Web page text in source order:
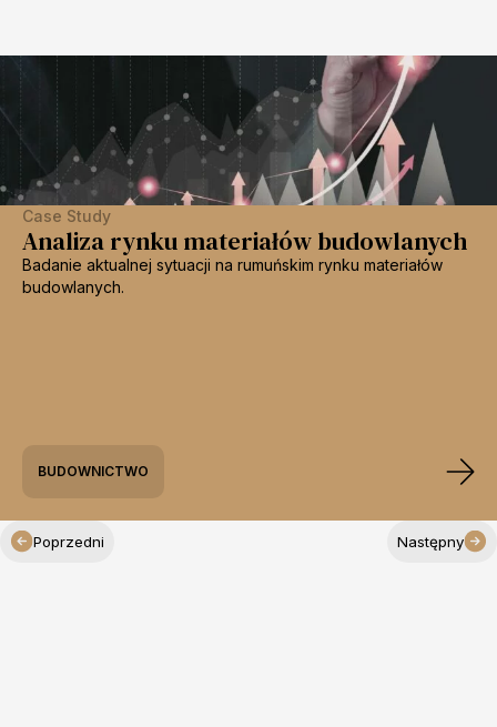
Case Study
Analiza rynku materiałów budowlanych
Badanie aktualnej sytuacji na rumuńskim rynku materiałów
budowlanych.
BUDOWNICTWO
Poprzedni Następny